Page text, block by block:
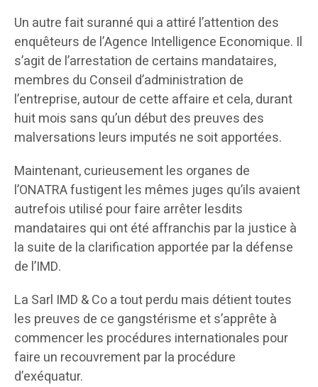
Un autre fait suranné qui a attiré l’attention des
enquêteurs de l’Agence Intelligence Economique. Il
s’agit de l’arrestation de certains mandataires,
membres du Conseil d’administration de
l’entreprise, autour de cette affaire et cela, durant
huit mois sans qu’un début des preuves des
malversations leurs imputés ne soit apportées.
Maintenant, curieusement les organes de
l’ONATRA fustigent les mêmes juges qu’ils avaient
autrefois utilisé pour faire arrêter lesdits
mandataires qui ont été affranchis par la justice à
la suite de la clarification apportée par la défense
de l’IMD.
La Sarl IMD & Co a tout perdu mais détient toutes
les preuves de ce gangstérisme et s’apprête à
commencer les procédures internationales pour
faire un recouvrement par la procédure
d’exéquatur.